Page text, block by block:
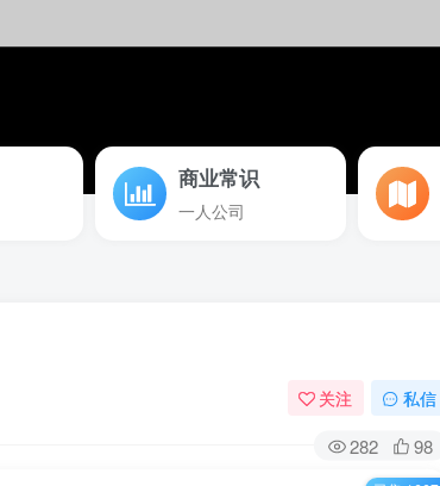
商业常识
一人公司
关注 私信
282 98